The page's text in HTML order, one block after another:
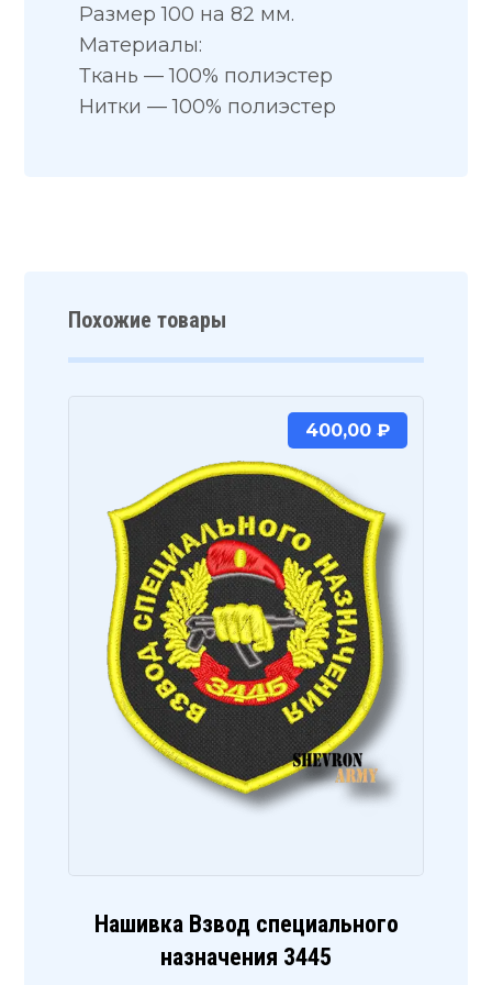
Размер 100 на 82 мм.
Материалы:
Ткань — 100% полиэстер
Нитки — 100% полиэстер
Похожие товары
Нашивка Взвод специального
назначения 3445
400,00 ₽